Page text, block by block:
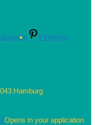
Pinterest
Hamburg
Opens in your application